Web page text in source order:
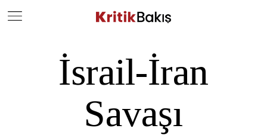
İsrail-İran
Savaşı